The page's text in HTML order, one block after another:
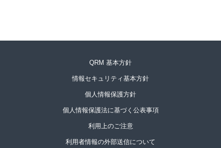
QRM 基本方針
情報セキュリティ基本方針
個人情報保護方針
個人情報保護法に基づく公表事項
利用上のご注意
利用者情報の外部送信について